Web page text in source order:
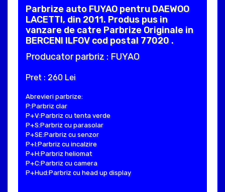
Parbrize auto FUYAO pentru DAEWOO
LACETTI, din 2011. Produs pus in
vanzare de catre Parbrize Originale in
BERCENI ILFOV cod postal 77020 .
Producator parbriz : FUYAO
Pret : 260 Lei
Abrevieri parbrize:
P:Parbriz clar
P+V:Parbriz cu tenta verde
P+S:Parbriz cu parasolar
P+SE:Parbriz cu senzor
P+I:Parbriz cu incalzire
P+H:Parbriz heliomat
P+C:Parbriz cu camera
P+Hud:Parbriz cu head up display